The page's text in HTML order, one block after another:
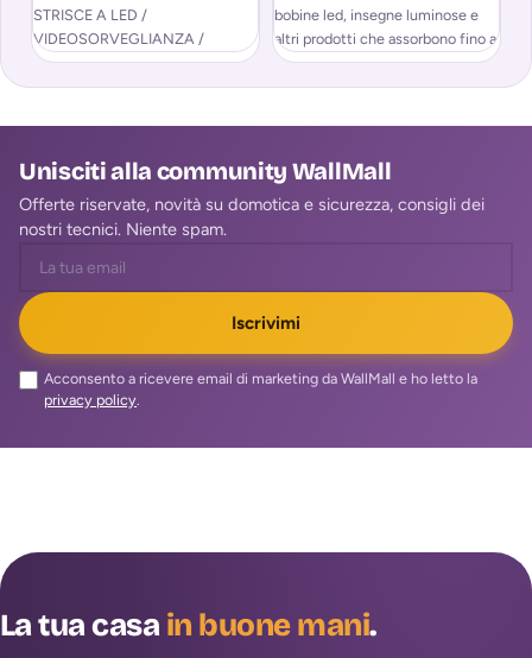
STRISCE A LED /
VIDEOSORVEGLIANZA /
ANTIFURTO ALIMENTATORE
TRASFORMATORE 220V-12V
bobine led, insegne luminose e
altri prodotti che assorbono fino a
è
Unisciti alla community WallMall
Offerte riservate, novità su domotica e sicurezza, consigli dei
nostri tecnici. Niente spam.
Iscrivimi
Acconsento a ricevere email di marketing da WallMall e ho letto la
privacy policy.
La tua casain buone mani.